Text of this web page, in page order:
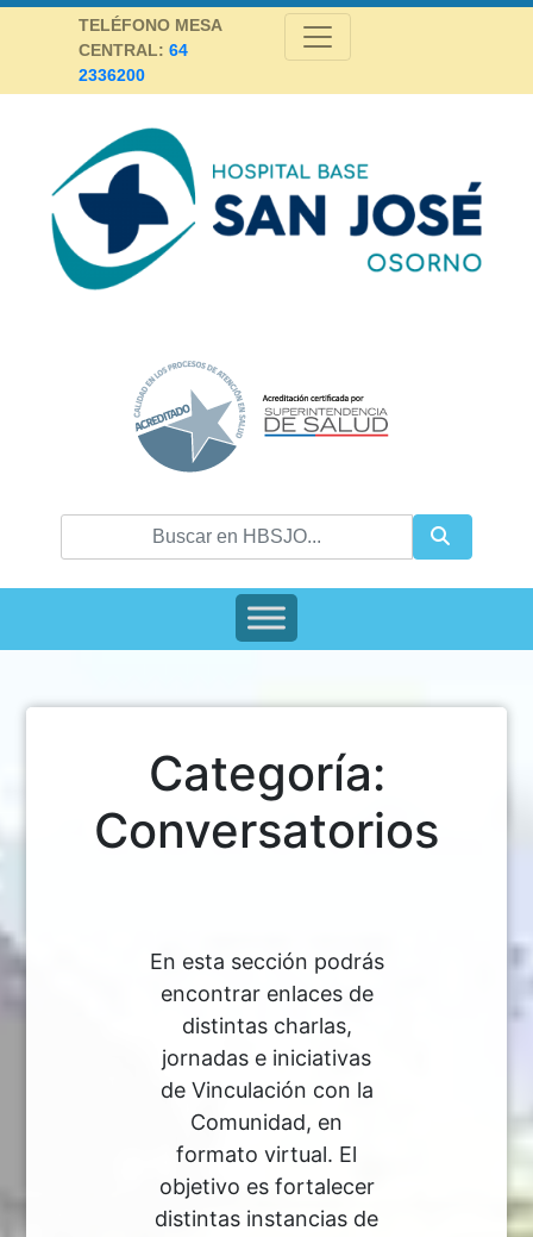
Skip
TELÉFONO MESA
CENTRAL: 64
2336200
Categoría:
Conversatorios
En esta sección podrás
encontrar enlaces de
distintas charlas,
jornadas e iniciativas
de Vinculación con la
Comunidad, en
formato virtual. El
objetivo es fortalecer
distintas instancias de